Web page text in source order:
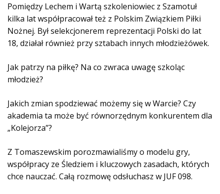
ź
w
i
ę
o
w
c
h
Pomiędzy Lechem i Wartą szkoleniowiec z Szamotuł
kilka lat współpracował też z Polskim Związkiem Piłki
Nożnej. Był selekcjonerem reprezentacji Polski do lat
18, działał również przy sztabach innych młodzieżówek.
Jak patrzy na piłkę? Na co zwraca uwagę szkoląc
młodzież?
Jakich zmian spodziewać możemy się w Warcie? Czy
akademia ta może być równorzędnym konkurentem dla
„Kolejorza”?
Z Tomaszewskim porozmawialiśmy o modelu gry,
współpracy ze Śledziem i kluczowych zasadach, których
chce nauczać. Całą rozmowę odsłuchasz w JUF 098.